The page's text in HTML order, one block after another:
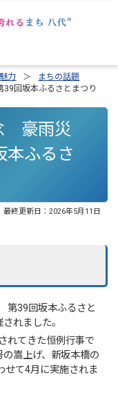
力
まちの話題
回坂本ふるさとまつり
豪雨災
ふるさ
最終更新日： 2026年5月11日
39回坂本ふるさと
れました。
れてきた恒例行事で
嵩上げ、新坂本橋の
せて4月に実施されま